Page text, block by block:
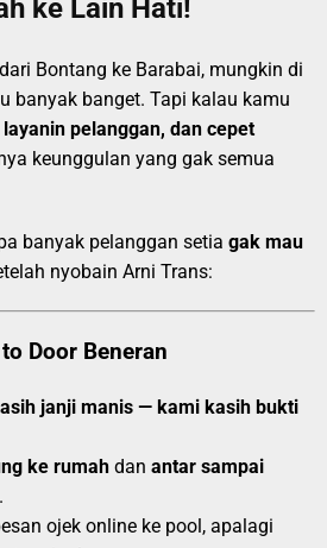
ke Lain Hati!
Bontang ke Barabai, mungkin di
banyak banget. Tapi kalau kamu
pelanggan, dan cepet
keunggulan yang gak semua
banyak pelanggan setia gak mau
nyobain Arni Trans:
Door Beneran
janji manis — kami kasih bukti
ke rumah dan antar sampai
.
ojek online ke pool, apalagi